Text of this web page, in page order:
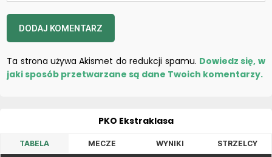
Ta strona używa Akismet do redukcji spamu. Dowiedz się, w
jaki sposób przetwarzane są dane Twoich komentarzy.
PKO Ekstraklasa
TABELA MECZE WYNIKI STRZELCY